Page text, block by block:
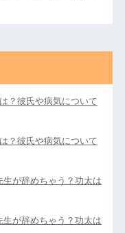
？彼氏や病気について
？彼氏や病気について
が辞めちゃう？功太は
が辞めちゃう？功太は